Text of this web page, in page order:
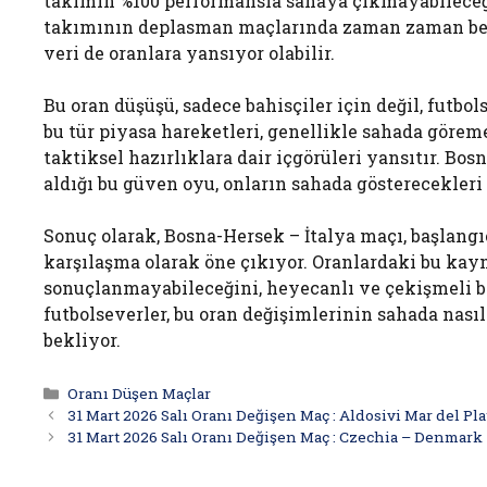
takımının deplasman maçlarında zaman zaman
veri de oranlara yansıyor olabilir.
Bu oran düşüşü, sadece bahisçiler için değil,
bu tür piyasa hareketleri, genellikle sahada
taktiksel hazırlıklara dair içgörüleri yansıtır.
aldığı bu güven oyu, onların sahada
Sonuç olarak, Bosna-Hersek – İtalya maçı,
karşılaşma olarak öne çıkıyor. Oranlardaki bu
sonuçlanmayabileceğini, heyecanlı ve
futbolseverler, bu oran değişimlerinin sahada
bekliyor.
Kategoriler
Oranı Düşen Maçlar
31 Mart 2026 Salı Oranı Değişen Maç : Aldosivi Mar del
31 Mart 2026 Salı Oranı Değişen Maç : Czechia – Denmark